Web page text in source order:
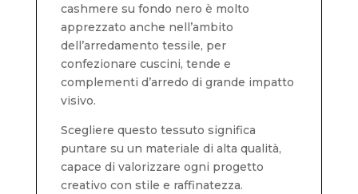
cashmere su fondo nero è molto
apprezzato anche nell’ambito
dell’arredamento tessile, per
confezionare cuscini, tende e
complementi d’arredo di grande impatto
visivo.
Scegliere questo tessuto significa
puntare su un materiale di alta qualità,
capace di valorizzare ogni progetto
creativo con stile e raffinatezza.